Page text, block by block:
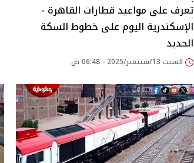
تعرف على مواعيد قطارات القاهرة -
الإسكندرية اليوم على خطوط السكة
الحديد
السبت 13/سبتمبر/2025 - 06:48 ص